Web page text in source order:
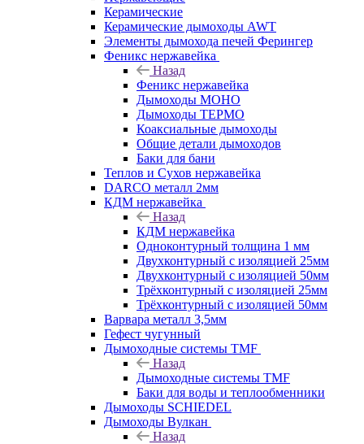
Керамические
Керамические дымоходы AWT
Элементы дымохода печей Ферингер
Феникс нержавейка
Назад
Феникс нержавейка
Дымоходы МОНО
Дымоходы ТЕРМО
Коаксиальные дымоходы
Общие детали дымоходов
Баки для бани
Теплов и Сухов нержавейка
DARCO металл 2мм
КДМ нержавейка
Назад
КДМ нержавейка
Одноконтурный толщина 1 мм
Двухконтурный с изоляцией 25мм
Двухконтурный с изоляцией 50мм
Трёхконтурный с изоляцией 25мм
Трёхконтурный с изоляцией 50мм
Варвара металл 3,5мм
Гефест чугунный
Дымоходные системы TMF
Назад
Дымоходные системы TMF
Баки для воды и теплообменники
Дымоходы SCHIEDEL
Дымоходы Вулкан
Назад